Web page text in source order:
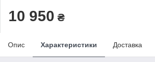
10 950 ₴
Опис Характеристики Доставка